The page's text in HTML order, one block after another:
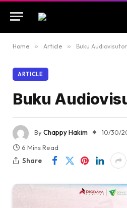
Home » Article » Buku
ARTICLE
Buku
ByChappy Hakim 10/30/
6 Mins Read
Share